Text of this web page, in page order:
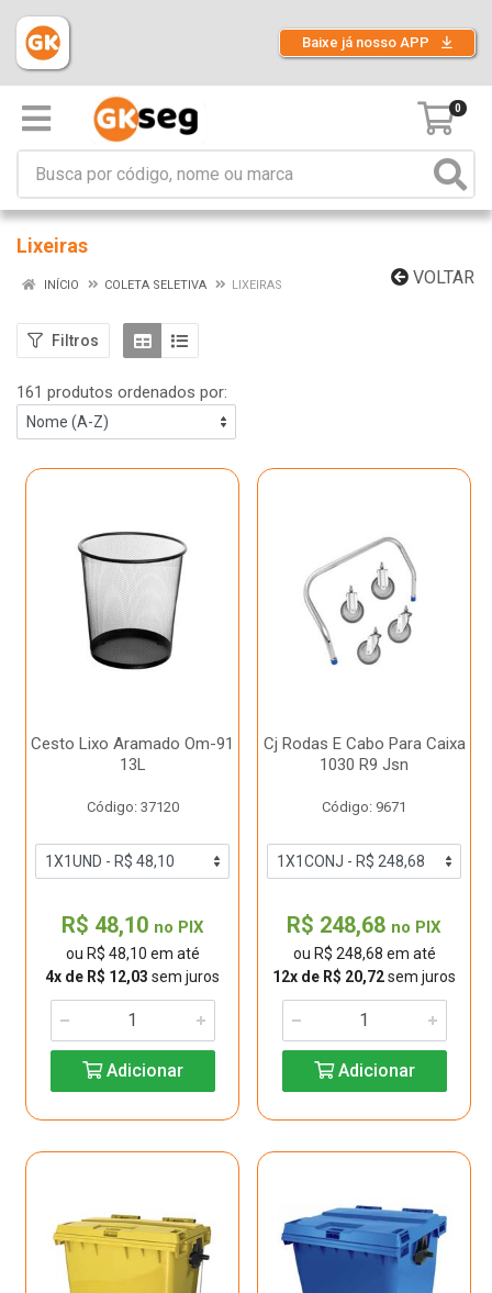
Baixe já nosso APP
0
Lixeiras
VOLTAR
INÍCIO COLETA SELETIVA LIXEIRAS
Filtros
161 produtos ordenados por:
Cesto Lixo Aramado Om-91
13L
Código: 37120
R$ 48,10 no PIX
ou R$ 48,10 em até
4x de R$ 12,03 sem juros
Adicionar
Cj Rodas E Cabo Para Caixa
1030 R9 Jsn
Código: 9671
R$ 248,68 no PIX
ou R$ 248,68 em até
12x de R$ 20,72sem juros
Adicionar